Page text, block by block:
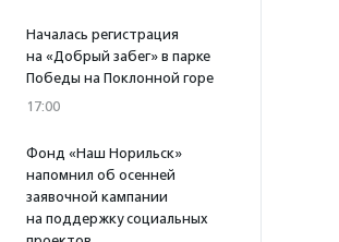
Началась регистрация
на «Добрый забег» в парке
Победы на Поклонной горе
17:00
Фонд «Наш Норильск»
напомнил об осенней
заявочной кампании
на поддержку социальных